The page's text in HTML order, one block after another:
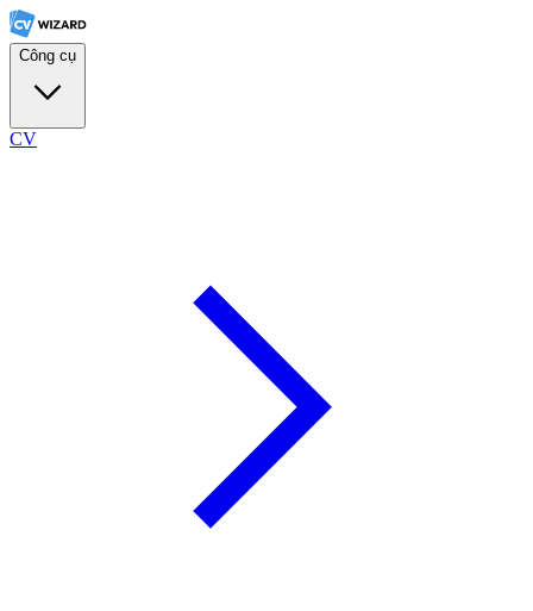
Công cụ
CV